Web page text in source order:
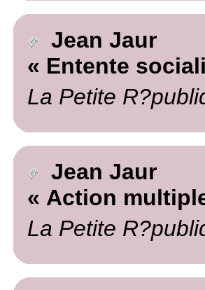
Jean Jaur
« Entente
La Petite
Jean Jaur
« Action
La Petite